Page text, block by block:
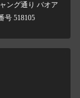
ング通り バオア
号 518105